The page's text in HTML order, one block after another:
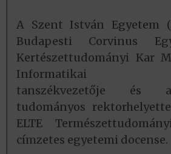
A Szent István Egyetem
Budapesti Corvinus
Kertészettudományi Kar
Informatikai
tanszékvezetője és
tudományos
ELTE
címzetes egyetemi docense.